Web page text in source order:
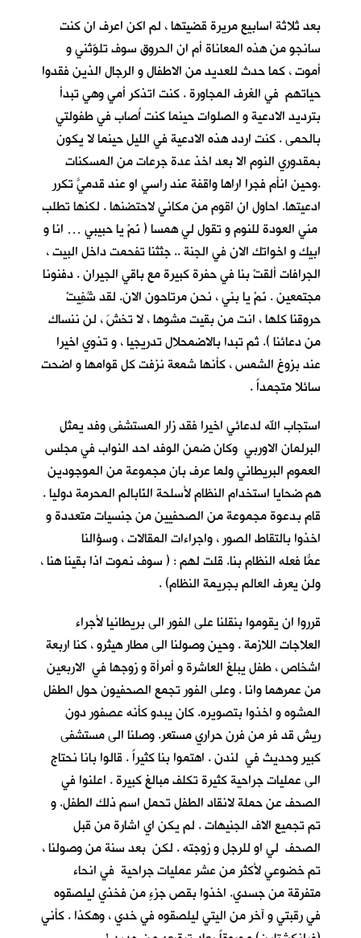
بعد ثلاثة اسابيع مريرة قضيتها ، لم اكن اعرف ان كنت
سانجو من هذه المعاناة أم ان الحروق سوف تلوّثني و
أموت ، كما حدث للعديد من الاطفال و الرجال الذين فقدوا
حياتهم في الغرف المجاورة . كنت اتذكر أمي وهي تبدأ
بترديد الادعية و الصلوات حينما كنت اُصاب في طفولتي
بالحمى . كنت اردد هذه الادعية في الليل حينما لا يكون
بمقدوري النوم الا بعد اخذ عدة جرعات من المسكنات
.وحين انأم فجرا اراها واقفة عند راسي او عند قدميَّ تكرر
ادعيتها. احاول ان اقوم من مكاني لاحتضنها . لكنها تطلب
مني العودة للنوم و تقول لي همسا ( نَمْ يا حبيبي … انا و
ابيك و اخواتك الان في الجنة .. جثثنا تفحمت داخل البيت ،
الجرافات ألقتْ بنا في حفرة كبيرة مع باقي الجيران . دفنونا
مجتمعين . نَمْ يا بني ، نحن مرتاحون الان. لقد شُفِيتْ
حروقنا كلها ، انت من بقيت مشوها ، لا تخشَ ، لن ننساك
من دعائنا ). ثم تبدا بالاضمحلال تدريجيا ، و تذوي اخيرا
عند بزوغ الشمس ، كأنها شمعة نزفت كل قوامها و اضحت
سائلا متجمداً .
استجاب الله لدعائي اخيرا فقد زار المستشفى وفد يمثل
البرلمان الاوربي وكان ضمن الوفد احد النواب في مجلس
العموم البريطاني ولما عرف بان مجموعة من الموجودين
هم ضحايا استخدام النظام لأسلحة النّابالم المحرمة دوليا .
قام بدعوة مجموعة من الصحفيين من جنسيات متعددة و
اخذوا بالتقاط الصور ، واجراءات المقالات ، وسؤالنا
عمّا فعله النظام بنا. قلت ُلهم : ( سوف نموت اذا بقينا هنا ،
ولن يعرف العالم بجريمة النظام) .
قرروا ان يقوموا بنقلنا على الفور الى بريطانيا لأجراء
العلاجات اللازمة . وحين وصولنا الى مطار هيثرو ، كنا اربعة
اشخاص ، طفل يبلغ العاشرة و أمرأة و زوجها في الاربعين
من عمرهما وانا . وعلى الفور تجمع الصحفيون حول الطفل
المشوه و اخذوا بتصويره. كان يبدو كأنه عصفور دون
ريش قد فر من فرن حراري مستعر. وصلنا الى مستشفى
كبير وحديث في لندن . اهتموا بنا كثيراً . قالوا بانا نحتاج
الى عمليات جراحية كثيرة تكلف مبالغ كبيرة . اعلنوا في
الصحف عن حملة لانقاد الطفل تحمل اسم ذلك الطفل. و
تم تجميع الاف الجنيهات . لم يكن اي اشارة من قبل
الصحف لي او للرجل و زوجته . لكن بعد سنة من وصولنا ،
تم خضوعي لأكثر من عشر عمليات جراحية في انحاء
متفرقة من جسدي. اخذوا بقص جزءٍ من فخذي ليلصقوه
في رقبتي و آخر من اليتي ليلصقوه في خدي ، وهكذا . كأني